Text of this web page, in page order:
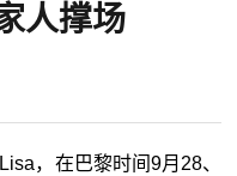
人撑场
，在巴黎时间9月28、